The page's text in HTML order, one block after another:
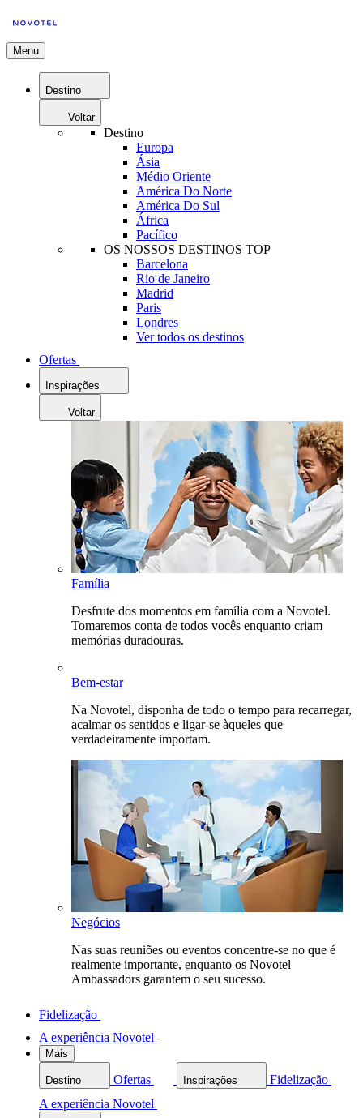
Menu
Destino
Voltar
Destino
Europa
Ásia
Médio Oriente
América Do Norte
América Do Sul
África
Pacífico
OS NOSSOS DESTINOS TOP
Barcelona
Rio de Janeiro
Madrid
Paris
Londres
Ver todos os destinos
Ofertas
Inspirações
Voltar
Família
Desfrute dos momentos em família com a Novotel.
Tomaremos conta de todos vocês enquanto criam
memórias duradouras.
Bem-estar
Na Novotel, disponha de todo o tempo para recarregar,
acalmar os sentidos e ligar-se àqueles que
verdadeiramente importam.
Negócios
Nas suas reuniões ou eventos concentre-se no que é
realmente importante, enquanto os Novotel
Ambassadors garantem o seu sucesso.
Fidelização
A experiência Novotel
Mais
Destino Ofertas Inspirações
Fidelização
A experiência Novotel